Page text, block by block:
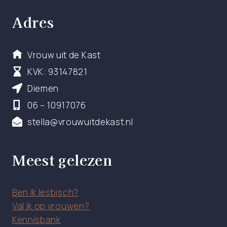
Adres
Vrouw uit de Kast
KVK: 93147821
Diemen
06 – 10917076
stella@vrouwuitdekast.nl
Meest gelezen
Ben ik lesbisch?
Val ik op vrouwen?
Kennisbank